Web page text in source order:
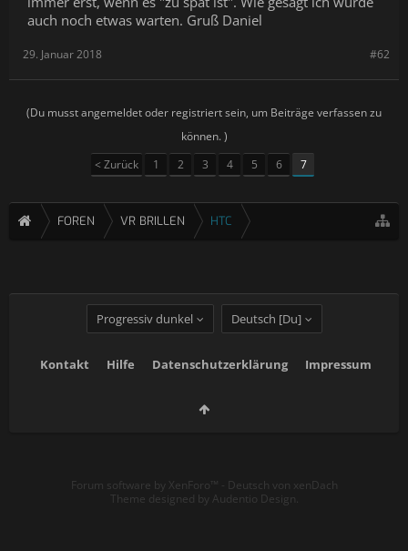
auch noch etwas warten. Gruß Daniel
#62
29. Januar 2018
(Du musst angemeldet oder registriert sein, um Beiträge verfassen zu
können. )
< Zurück
1 2 3 4 5 6 7
FOREN VR BRILLEN HTC
Progressiv dunkel Deutsch [Du]
Kontakt Hilfe Datenschutzerklärung Impressum
Forum software by XenForo™ - Deutsch von xenDach
Theme designed by Audentio Design.